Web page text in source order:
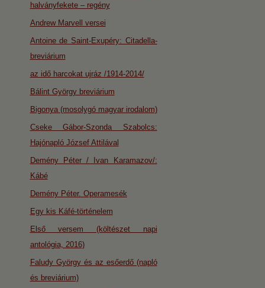
halványfekete – regény
Andrew Marvell versei
Antoine de Saint-Exupéry: Citadella-
breviárium
az idő harcokat ujráz /1914-2014/
Bálint György breviárium
Bigonya (mosolygó magyar irodalom)
Cseke Gábor-Szonda Szabolcs:
Hajónapló József Attilával
Demény Péter / Ivan Karamazov/:
Kábé
Demény Péter. Operamesék
Egy kis Káfé-történelem
Első versem (költészet napi
antológia, 2016)
Faludy György és az esőerdő (napló
és breviárium)